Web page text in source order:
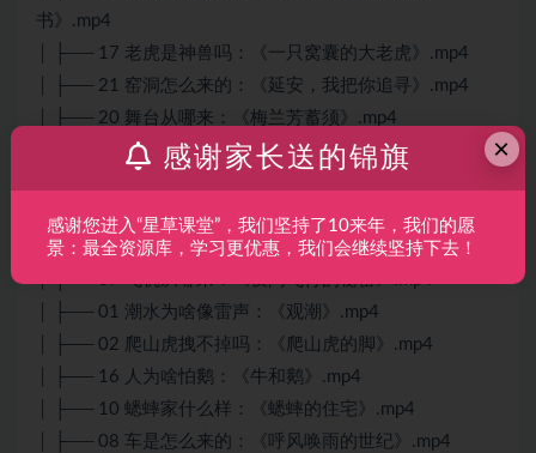
书》.mp4
│ ├── 17 老虎是神兽吗：《一只窝囊的大老虎》.mp4
│ ├── 21 窑洞怎么来的：《延安，我把你追寻》.mp4
│ ├── 20 舞台从哪来：《梅兰芳蓄须》.mp4
│ ├── 更多免费资源群内分享.png
│ ├── 09 蝴蝶的家在哪：《蝴蝶的家》.mp4
│ ├── 11 鸡蛋能装巨人吗：《盘古开天地》.mp4
│ ├── 07 飞机从哪来：《夜间飞行的秘密》.mp4
│ ├── 01 潮水为啥像雷声：《观潮》.mp4
│ ├── 02 爬山虎拽不掉吗：《爬山虎的脚》.mp4
│ ├── 16 人为啥怕鹅：《牛和鹅》.mp4
│ ├── 10 蟋蟀家什么样：《蟋蟀的住宅》.mp4
│ ├── 08 车是怎么来的：《呼风唤雨的世纪》.mp4
×
感谢家长送的锦旗
感谢您进入“星草课堂”，我们坚持了10来年，我们的愿
景：最全资源库，学习更优惠，我们会继续坚持下去！